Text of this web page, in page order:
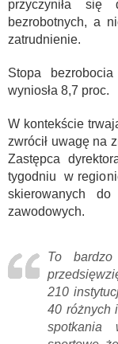
przyczyniła się
bezrobotnych, a
zatrudnienie.
Stopa
wyniosła 8,7 proc.
W kontekście
zwrócił uwagę na
Zastępca
tygodniu w
skierowanych do
zawodowych.
To
210
40 różnych
spotkania